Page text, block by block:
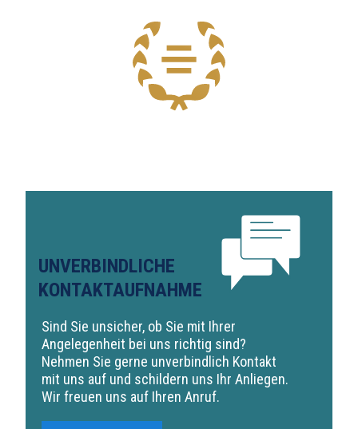
UNVERBINDLICHE
KONTAKTAUFNAHME
Sind Sie unsicher, ob Sie mit Ihrer
Angelegenheit bei uns richtig sind?
Nehmen Sie gerne unverbindlich Kontakt
mit uns auf und schildern uns Ihr Anliegen.
Wir freuen uns auf Ihren Anruf.